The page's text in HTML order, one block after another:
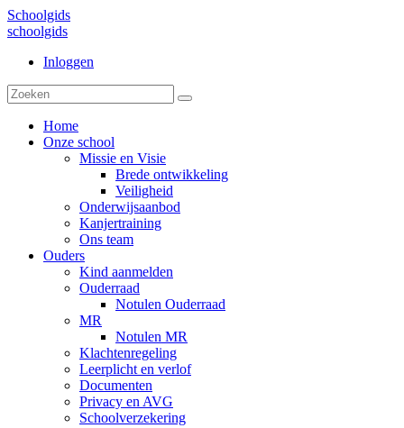
Schoolgids
schoolgids
Inloggen
Home
Onze school
Missie en Visie
Brede ontwikkeling
Veiligheid
Onderwijsaanbod
Kanjertraining
Ons team
Ouders
Kind aanmelden
Ouderraad
Notulen Ouderraad
MR
Notulen MR
Klachtenregeling
Leerplicht en verlof
Documenten
Privacy en AVG
Schoolverzekering